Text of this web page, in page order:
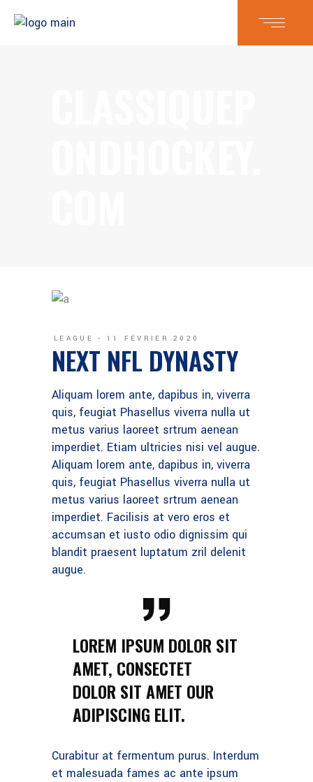
LEAGUE 11 FÉVRIER 2020
NEXT NFL DYNASTY
Aliquam lorem ante, dapibus in, viverra
quis, feugiat Phasellus viverra nulla ut
metus varius laoreet srtrum aenean
imperdiet. Etiam ultricies nisi vel augue.
Aliquam lorem ante, dapibus in, viverra
quis, feugiat Phasellus viverra nulla ut
metus varius laoreet srtrum aenean
imperdiet. Facilisis at vero eros et
accumsan et iusto odio dignissim qui
blandit praesent luptatum zril delenit
augue.
LOREM IPSUM DOLOR SIT
AMET, CONSECTET
DOLOR SIT AMET OUR
ADIPISCING ELIT.
Curabitur at fermentum purus. Interdum
et malesuada fames ac ante ipsum